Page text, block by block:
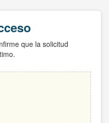
que la solicitud